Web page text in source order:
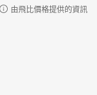
由飛比價格提供的資訊